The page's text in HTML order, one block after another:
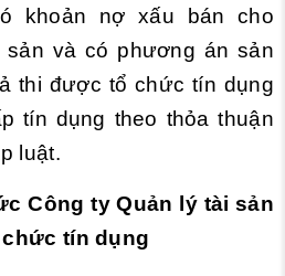
khoản nợ xấu bán cho
sản và có phương án sản
thi được tổ chức tín dụng
tín dụng theo thỏa thuận
luật.
Công ty Quản lý tài sản
tín dụng